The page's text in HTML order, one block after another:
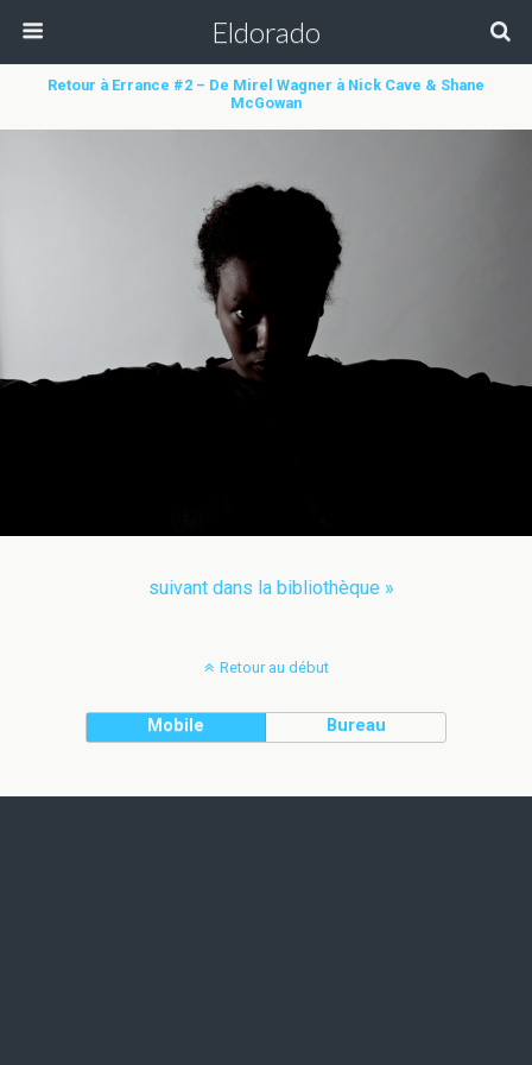
Eldorado
Retour à Errance #2 – De Mirel Wagner à Nick Cave & Shane
McGowan
suivant dans la bibliothèque »
Retour au début
Mobile Bureau